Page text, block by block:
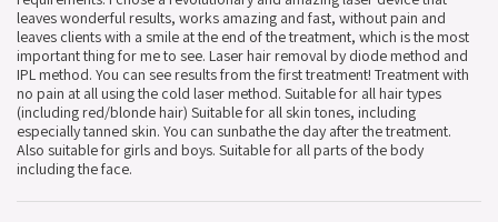
leaves wonderful results, works amazing and fast, without pain and
leaves clients with a smile at the end of the treatment, which is the most
important thing for me to see. Laser hair removal by diode method and
IPL method. You can see results from the first treatment! Treatment with
no pain at all using the cold laser method. Suitable for all hair types
(including red/blonde hair) Suitable for all skin tones, including
especially tanned skin. You can sunbathe the day after the treatment.
Also suitable for girls and boys. Suitable for all parts of the body
including the face.